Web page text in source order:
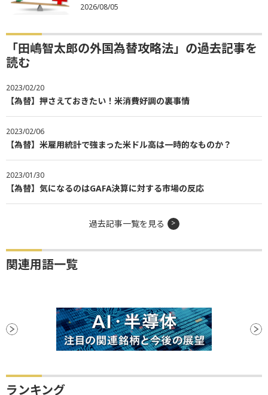
2026/08/05
「田嶋智太郎の外国為替攻略法」の過去記事を
読む
2023/02/20
【為替】押さえておきたい！米消費好調の裏事情
2023/02/06
【為替】米雇用統計で強まった米ドル高は一時的なものか？
2023/01/30
【為替】気になるのはGAFA決算に対する市場の反応
過去記事一覧を見る
関連用語一覧
ランキング